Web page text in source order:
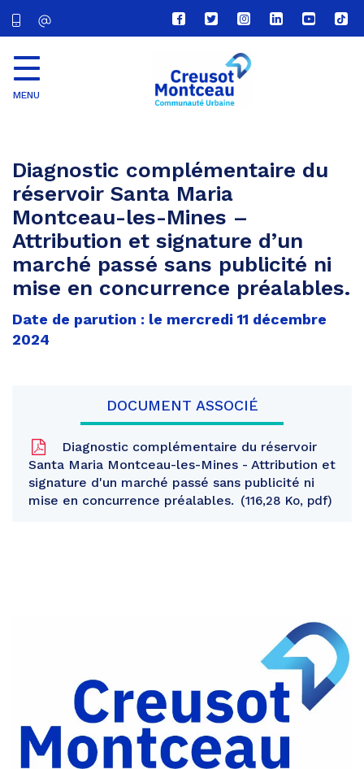
Lien
vers
compte
Facebook
Lien
vers
compte
Twitter
Lien
vers
le
compte
Lien
vers
Lien
vers
Lien
vers
MENU
Diagnostic complémentaire du
réservoir Santa Maria
Montceau-les-Mines –
Attribution et signature d’un
marché passé sans publicité ni
mise en concurrence préalables.
Date de parution : le mercredi 11 décembre
2024
DOCUMENT ASSOCIÉ
Diagnostic complémentaire du réservoir
Santa Maria Montceau-les-Mines - Attribution et
signature d'un marché passé sans publicité ni
mise en concurrence préalables.
116,28 Ko, pdf
Facebook
Partager
Twitter
Partager
par
e-